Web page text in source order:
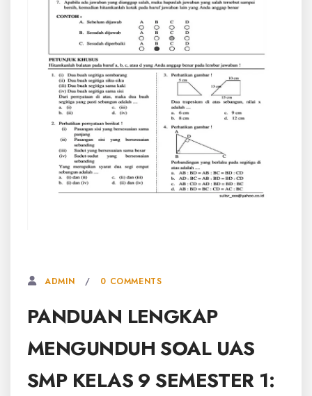
ADMIN 0 COMMENTS
PANDUAN LENGKAP
MENGUNDUH SOAL UAS
SMP KELAS 9 SEMESTER 1: